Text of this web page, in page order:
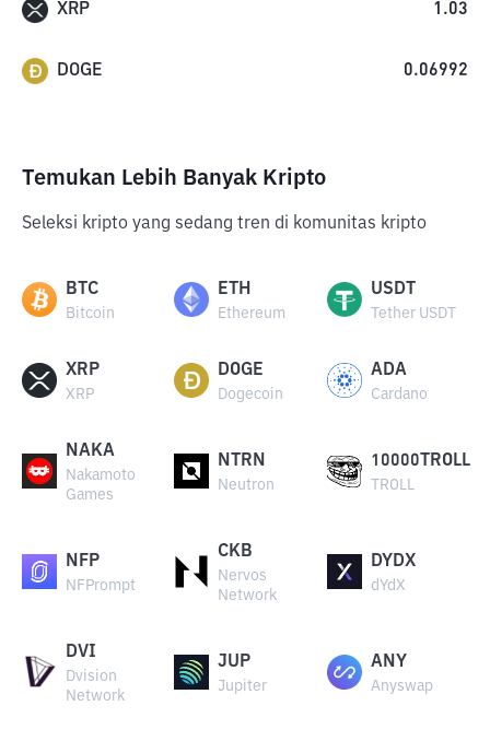
XRP 1.03
DOGE 0.06992
Temukan Lebih Banyak Kripto
Seleksi kripto yang sedang tren di komunitas kripto
BTC
Bitcoin
ETH
Ethereum
USDT
Tether USDT
XRP
XRP
DOGE
Dogecoin
ADA
Cardano
NAKA
Nakamoto
Games
NTRN
Neutron
10000TROLL
TROLL
NFP
NFPrompt
CKB
Nervos
Network
DYDX
dYdX
DVI
Dvision
Network
JUP
Jupiter
ANY
Anyswap